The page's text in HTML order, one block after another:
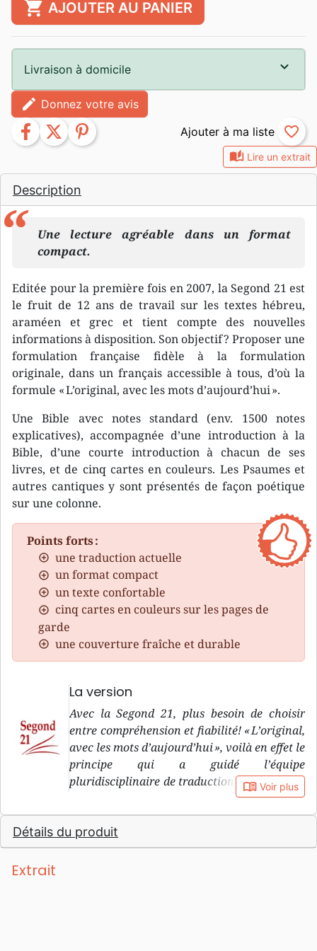
auto_stories Lire un extrait
Description
Une lecture agréable dans un format
compact.
Editée pour la première fois en 2007, la Segond 21 est
le fruit de 12 ans de travail sur les textes hébreu,
araméen et grec et tient compte des nouvelles
informations à disposition. Son objectif ? Proposer une
formulation française fidèle à la formulation
originale, dans un français accessible à tous, d’où la
formule « L’original, avec les mots d’aujourd’hui ».
Une Bible avec notes standard (env. 1500 notes
explicatives), accompagnée d’une introduction à la
Bible, d’une courte introduction à chacun de ses
livres, et de cinq cartes en couleurs. Les Psaumes et
autres cantiques y sont présentés de façon poétique
sur une colonne.
Points forts :
une traduction actuelle
un format compact
un texte confortable
cinq cartes en couleurs sur les pages de
garde
une couverture fraîche et durable
La version
Avec la Segond 21, plus besoin de choisir
entre compréhension et fiabilité! « L’original,
avec les mots d’aujourd’hui », voilà en effet le
principe qui a guidé l’équipe
pluridisciplinaire de traduction de la version
Segond 21, pendant sa douzaine d’années de
travail. « L’original » : le premier objectif de
la Segond 21, c’est de rester le plus fidèle
possible à ce que dit le texte biblique dans les
book_open Voir plus
Détails du produit
Extrait
shopping_cart AJOUTER AU PANIER
Livraison à domicile
edit Donnez votre avis
facebook twitter pinterest favorite_border